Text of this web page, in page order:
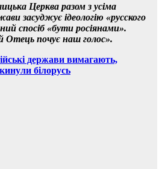
Церква разом з усіма
засуджує ідеологію «русского
спосіб «бути росіянами».
Отець почує наш голос».
держави вимагають,
білорусь